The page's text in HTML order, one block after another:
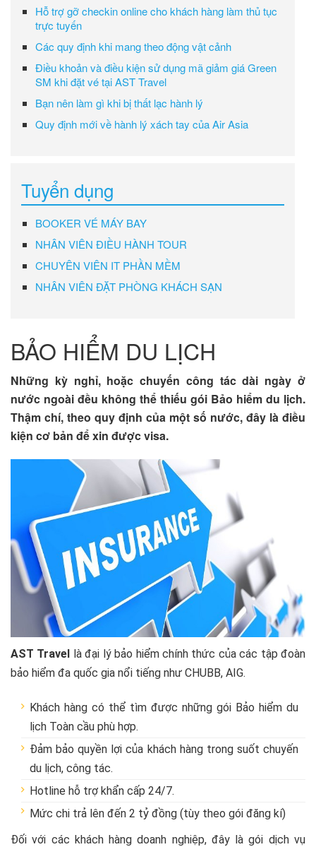
Hỗ trợ gỡ checkin online cho khách hàng làm thủ tục
trực tuyến
Các quy định khi mang theo động vật cảnh
Điều khoản và điều kiện sử dụng mã giảm giá Green
SM khi đặt vé tại AST Travel
Bạn nên làm gì khi bị thất lạc hành lý
Quy định mới về hành lý xách tay của Air Asia
Tuyển dụng
BOOKER VÉ MÁY BAY
NHÂN VIÊN ĐIỀU HÀNH TOUR
CHUYÊN VIÊN IT PHẦN MỀM
NHÂN VIÊN ĐẶT PHÒNG KHÁCH SẠN
BẢO HIỂM DU LỊCH
Những kỳ nghỉ, hoặc chuyến công tác dài ngày ở
nước ngoài đều không thể thiếu gói Bảo hiểm du lịch.
Thậm chí, theo quy định của một số nước, đây là điều
kiện cơ bản để xin được visa.
AST Travel là đại lý bảo hiểm chính thức của các tập đoàn
bảo hiểm đa quốc gia nổi tiếng như CHUBB, AIG.
Khách hàng có thể tìm được những gói Bảo hiểm du
lịch Toàn cầu phù hợp.
Đảm bảo quyền lợi của khách hàng trong suốt chuyến
du lịch, công tác.
Hotline hỗ trợ khẩn cấp 24/7.
Mức chi trả lên đến 2 tỷ đồng (tùy theo gói đăng kí)
Đối với các khách hàng doanh nghiệp, đây là gói dịch vụ